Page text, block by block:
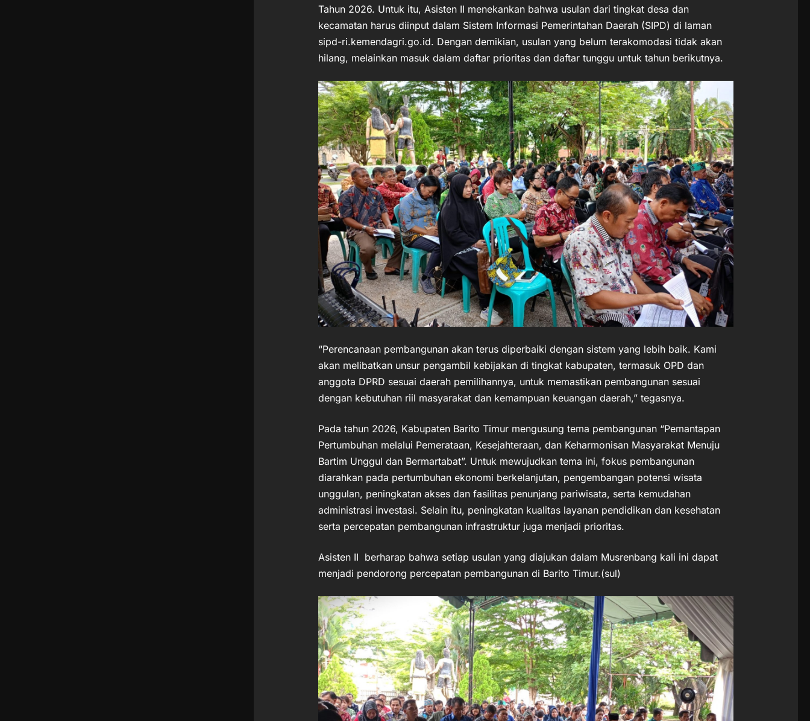
Tahun 2026. Untuk itu, Asisten II menekankan bahwa usulan dari tingkat desa dan
kecamatan harus diinput dalam Sistem Informasi Pemerintahan Daerah (SIPD) di laman
sipd-ri.kemendagri.go.id. Dengan demikian, usulan yang belum terakomodasi tidak akan
hilang, melainkan masuk dalam daftar prioritas dan daftar tunggu untuk tahun berikutnya.
“Perencanaan pembangunan akan terus diperbaiki dengan sistem yang lebih baik. Kami
akan melibatkan unsur pengambil kebijakan di tingkat kabupaten, termasuk OPD dan
anggota DPRD sesuai daerah pemilihannya, untuk memastikan pembangunan sesuai
dengan kebutuhan riil masyarakat dan kemampuan keuangan daerah,” tegasnya.
Pada tahun 2026, Kabupaten Barito Timur mengusung tema pembangunan “Pemantapan
Pertumbuhan melalui Pemerataan, Kesejahteraan, dan Keharmonisan Masyarakat Menuju
Bartim Unggul dan Bermartabat”. Untuk mewujudkan tema ini, fokus pembangunan
diarahkan pada pertumbuhan ekonomi berkelanjutan, pengembangan potensi wisata
unggulan, peningkatan akses dan fasilitas penunjang pariwisata, serta kemudahan
administrasi investasi. Selain itu, peningkatan kualitas layanan pendidikan dan kesehatan
serta percepatan pembangunan infrastruktur juga menjadi prioritas.
Asisten II berharap bahwa setiap usulan yang diajukan dalam Musrenbang kali ini dapat
menjadi pendorong percepatan pembangunan di Barito Timur.(sul)